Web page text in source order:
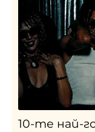
10-те най-